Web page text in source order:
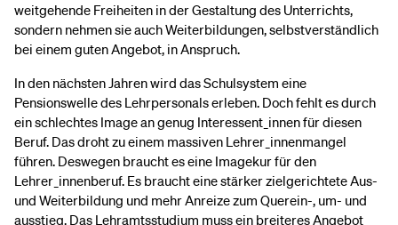
weitgehende Freiheiten in der Gestaltung des Unterrichts,
sondern nehmen sie auch Weiterbildungen, selbstverständlich
bei einem guten Angebot, in Anspruch.
In den nächsten Jahren wird das Schulsystem eine
Pensionswelle des Lehrpersonals erleben. Doch fehlt es durch
ein schlechtes Image an genug Interessent_innen für diesen
Beruf. Das droht zu einem massiven Lehrer_innenmangel
führen. Deswegen braucht es eine Imagekur für den
Lehrer_innenberuf. Es braucht eine stärker zielgerichtete Aus-
und Weiterbildung und mehr Anreize zum Querein-, um- und
ausstieg. Das Lehramtsstudium muss ein breiteres Angebot